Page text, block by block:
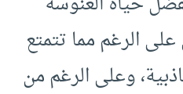
الرغم مما تتمتع
وعلى الرغم من